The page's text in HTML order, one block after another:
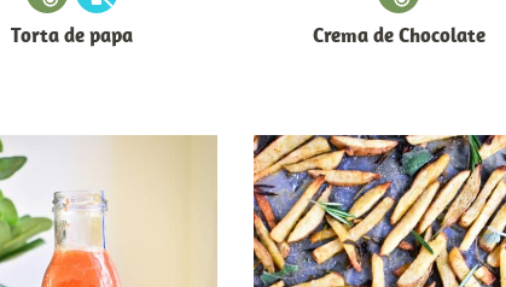
Torta de papa Crema de Chocolate